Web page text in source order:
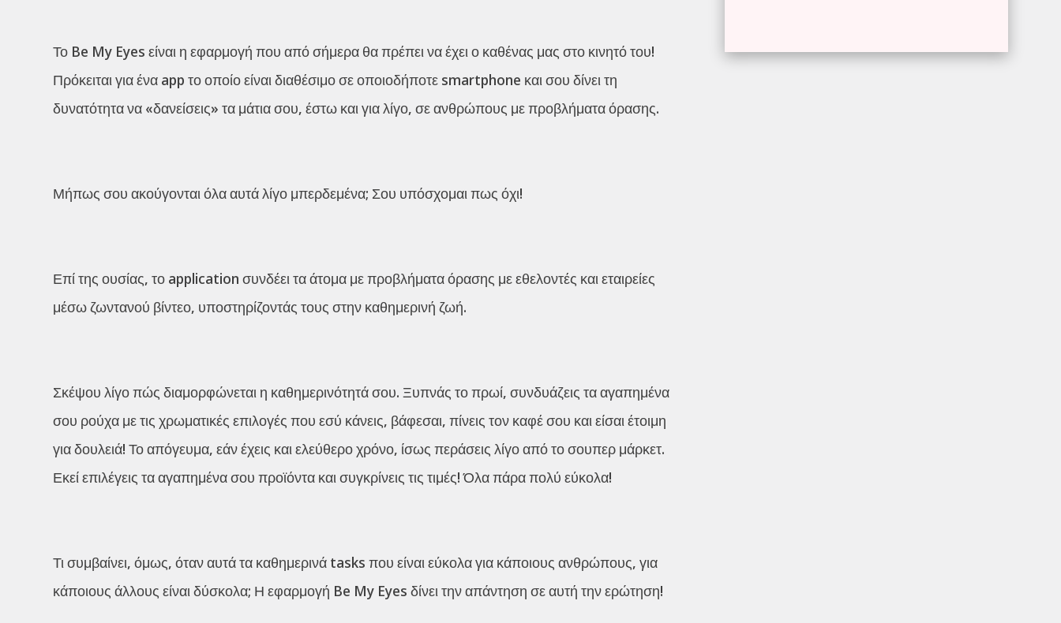
Το Be My Eyes είναι η εφαρμογή που από σήμερα θα πρέπει να έχει ο καθένας μας στο κινητό του!
Πρόκειται για ένα app το οποίο είναι διαθέσιμο σε οποιοδήποτε smartphone και σου δίνει τη
δυνατότητα να «δανείσεις» τα μάτια σου, έστω και για λίγο, σε ανθρώπους με προβλήματα όρασης.
Μήπως σου ακούγονται όλα αυτά λίγο μπερδεμένα; Σου υπόσχομαι πως όχι!
Επί της ουσίας, το application συνδέει τα άτομα με προβλήματα όρασης με εθελοντές και εταιρείες
μέσω ζωντανού βίντεο, υποστηρίζοντάς τους στην καθημερινή ζωή.
Σκέψου λίγο πώς διαμορφώνεται η καθημερινότητά σου. Ξυπνάς το πρωί, συνδυάζεις τα αγαπημένα
σου ρούχα με τις χρωματικές επιλογές που εσύ κάνεις, βάφεσαι, πίνεις τον καφέ σου και είσαι έτοιμη
για δουλειά! Το απόγευμα, εάν έχεις και ελεύθερο χρόνο, ίσως περάσεις λίγο από το σουπερ μάρκετ.
Εκεί επιλέγεις τα αγαπημένα σου προϊόντα και συγκρίνεις τις τιμές! Όλα πάρα πολύ εύκολα!
Τι συμβαίνει, όμως, όταν αυτά τα καθημερινά tasks που είναι εύκολα για κάποιους ανθρώπους, για
κάποιους άλλους είναι δύσκολα; Η εφαρμογή Be My Eyes δίνει την απάντηση σε αυτή την ερώτηση!